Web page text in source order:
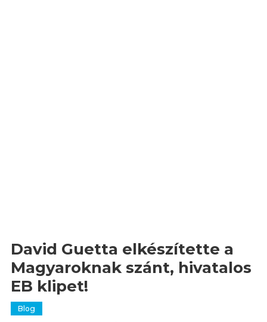
David Guetta elkészítette a
Magyaroknak szánt, hivatalos
EB klipet!
Blog